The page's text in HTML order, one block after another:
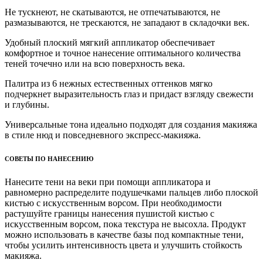
Не тускнеют, не скатываются, не отпечатываются, не
размазываются, не трескаются, не западают в складочки век.
Удобный плоский мягкий аппликатор обеспечивает
комфортное и точное нанесение оптимального количества
теней точечно или на всю поверхность века.
Палитра из 6 нежных естественных оттенков мягко
подчеркнет выразительность глаз и придаст взгляду свежести
и глубины.
Универсальные тона идеально подходят для создания макияжа
в стиле нюд и повседневного экспресс-макияжа.
СОВЕТЫ ПО НАНЕСЕНИЮ
Нанесите тени на веки при помощи аппликатора и
равномерно распределите подушечками пальцев либо плоской
кистью с искусственным ворсом. При необходимости
растушуйте границы нанесения пушистой кистью с
искусственным ворсом, пока текстура не высохла. Продукт
можно использовать в качестве базы под компактные тени,
чтобы усилить интенсивность цвета и улучшить стойкость
макияжа.